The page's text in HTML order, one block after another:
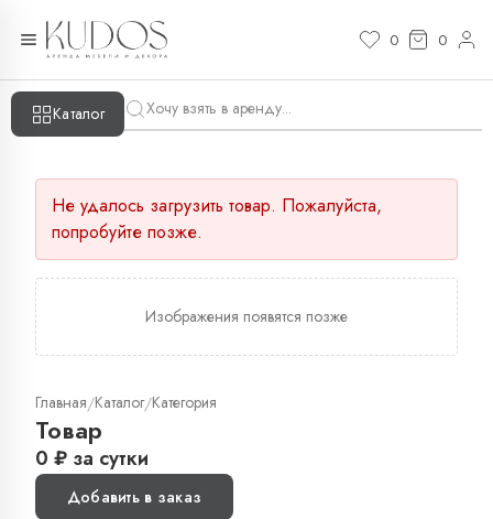
0 0
Каталог
Не удалось загрузить товар. Пожалуйста,
попробуйте позже.
Изображения появятся позже
Главная/Каталог/Категория
Товар
0 ₽ за сутки
Добавить в заказ